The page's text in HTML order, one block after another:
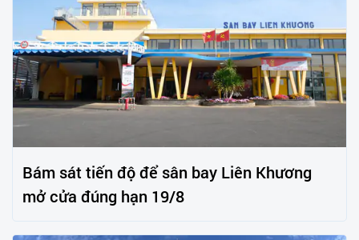
Bám sát tiến độ để sân bay Liên Khương
mở cửa đúng hạn 19/8